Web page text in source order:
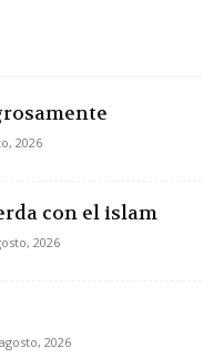
2026
con el islam
2026
2026